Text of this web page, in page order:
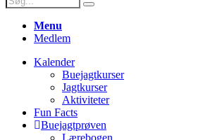
Menu
Medlem
Kalender
Buejagtkurser
Jagtkurser
Aktiviteter
Fun Facts
Buejagtprøven
Lærebogen